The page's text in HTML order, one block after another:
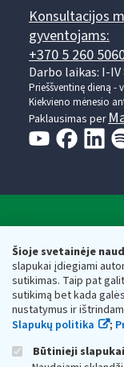
Šioje svetainėje
slapukai įdiegiami
sutikimas. Taip pat
sutikimą bet kada
nustatymus ir
Slapukų politika
;
Būtinieji slapukai
Konsultacijos
gyventojams:
+370 5 260
Darbo laikas: I-IV
Prieššventinę dieną -
Kiekvieno mėnesio
Paklausimas per
Respublikos
Biudžetinė įstaiga.
adresas: Vasario 16-
vmi@vmi.lt, E.
Duomenys apie
Respublikos finansų